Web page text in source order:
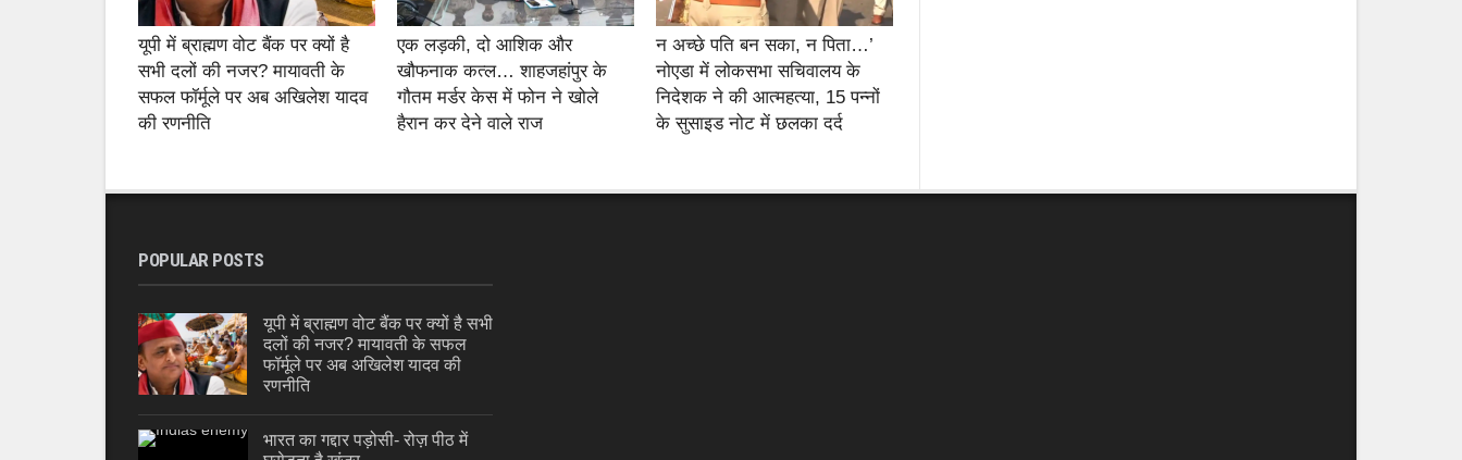
यूपी में ब्राह्मण वोट बैंक पर क्यों है
सभी दलों की नजर? मायावती के
सफल फॉर्मूले पर अब अखिलेश यादव
की रणनीति
एक लड़की, दो आशिक और
खौफनाक कत्ल… शाहजहांपुर के
गौतम मर्डर केस में फोन ने खोले
हैरान कर देने वाले राज
न अच्छे पति बन सका, न पिता…’
नोएडा में लोकसभा सचिवालय के
निदेशक ने की आत्महत्या, 15 पन्नों
के सुसाइड नोट में छलका दर्द
POPULAR POSTS
यूपी में ब्राह्मण वोट बैंक पर क्यों है सभी
दलों की नजर? मायावती के सफल
फॉर्मूले पर अब अखिलेश यादव की
रणनीति
भारत का गद्दार पड़ोसी- रोज़ पीठ में